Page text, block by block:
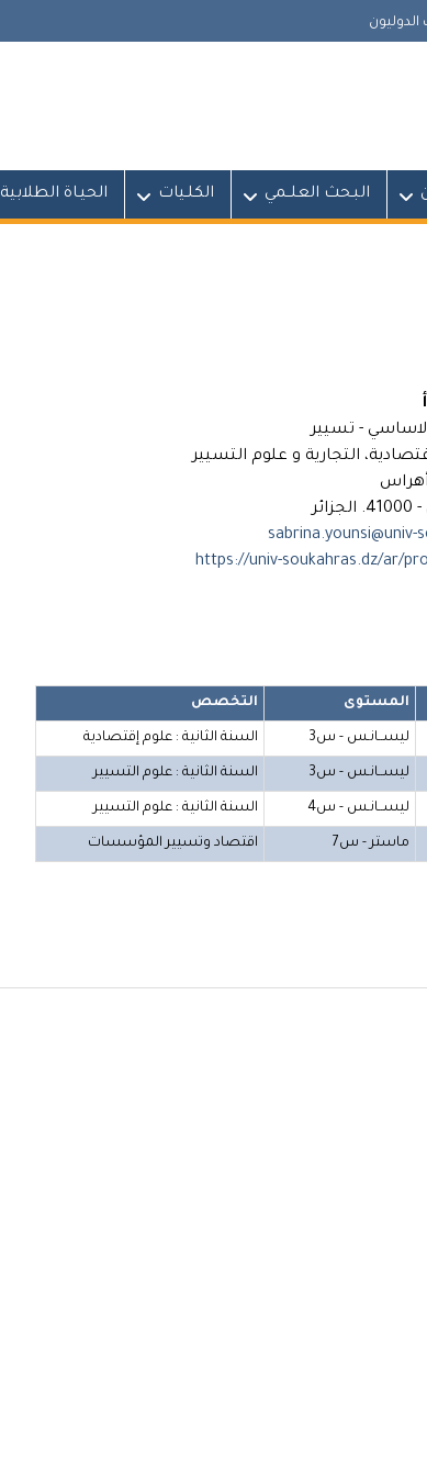
الدوليون
البـحث العلــمي الكلـيات الحيـاة الطلابية
- تسيير
التجارية و علوم التسيير
أهراس
المستوى التخصص
ليســانـس - س3 السنة الثانية : علوم إقتصادية
ليســانـس - س3 السنة الثانية : علوم التسيير
ليســانـس - س4 السنة الثانية : علوم التسيير
ماستر - س7 اقتصاد وتسيير المؤسسات